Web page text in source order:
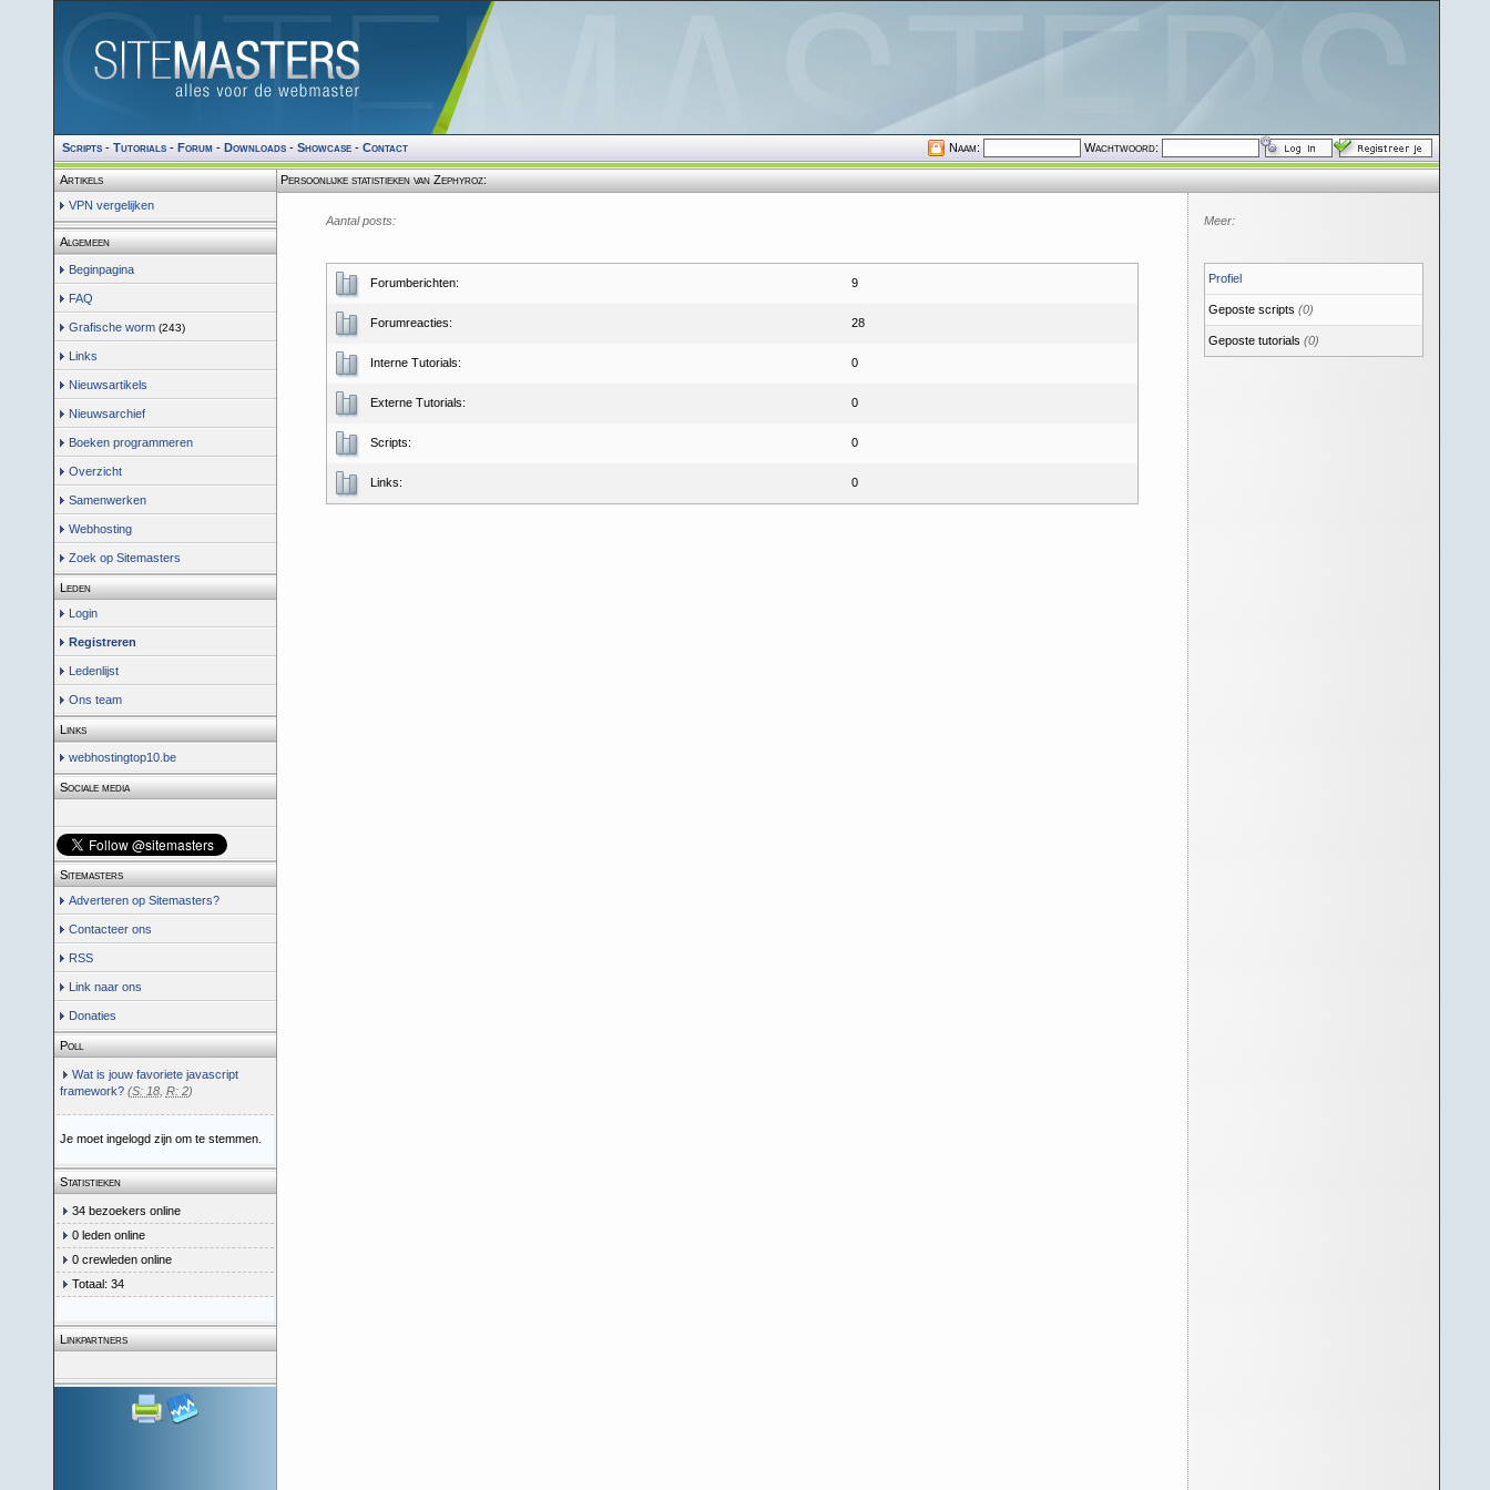
Scripts- Tutorials- Forum- Downloads- Showcase- Contact Naam: Wachtwoord:
Artikels
VPN vergelijken
Algemeen
Beginpagina
FAQ
Grafische worm (243)
Links
Nieuwsartikels
Nieuwsarchief
Boeken programmeren
Overzicht
Samenwerken
Webhosting
Zoek op Sitemasters
Leden
Login
Registreren
Ledenlijst
Ons team
Links
webhostingtop10.be
Sociale media
Sitemasters
Adverteren op Sitemasters?
Contacteer ons
RSS
Link naar ons
Donaties
Poll
Wat is jouw favoriete javascript
framework? (S: 18, R: 2)
Je moet ingelogd zijn om te stemmen.
Statistieken
34 bezoekers online
0 leden online
0 crewleden online
Totaal: 34
Linkpartners
Persoonlijke statistieken van Zephyroz:
Aantal posts:
Forumberichten: 9
Forumreacties: 28
Interne Tutorials: 0
Externe Tutorials: 0
Scripts: 0
Links: 0
Meer:
Profiel
Geposte scripts (0)
Geposte tutorials (0)